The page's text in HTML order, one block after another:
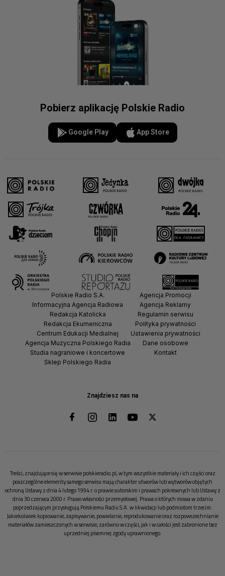
Pobierz aplikację Polskie Radio
Google Play App Store
Znajdziesz nas na
Polskie Radio S.A.
Informacyjna Agencja Radiowa
Redakcja Katolicka
Redakcja Ekumeniczna
Centrum Edukacji Medialnej
Agencja Muzyczna Polskiego Radia
Studia nagraniowe i koncertowe
Sklep Polskiego Radia
Agencja Promocji
Agencja Reklamy
Regulamin serwisu
Polityka prywatności
Ustawienia prywatności
Dane osobowe
Kontakt
Treści, znajdujące się w serwisie polskieradio.pl, w tym wszystkie materiały i ich części oraz
poszczególne elementy samego serwisu mają charakter utworów lub wytworów objętych
ochroną Ustawy z dnia 4 lutego 1994 r. o prawie autorskim i prawach pokrewnych lub Ustawy z
dnia 30 czerwca 2000 r. Prawo własności przemysłowej. Prawa o których mowa w zdaniu
poprzedzającym przysługują Polskiemu Radiu S.A. w likwidacji lub podmiotom trzecim.
Jakiekolwiek kopiowanie, zapisywanie, powielanie, reprodukowanie oraz rozpowszechnianie
materiałów zamieszczonych w serwisie, zarówno w części, jak i w całości jest zabronione bez
uprzedniej pisemnej zgody uprawnionego.